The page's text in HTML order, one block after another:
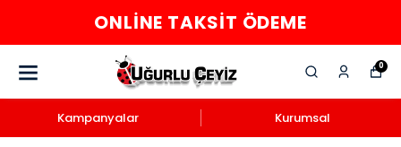
ONLINE TAKSIT ÖDEME
0
Kampanyalar Kurumsal